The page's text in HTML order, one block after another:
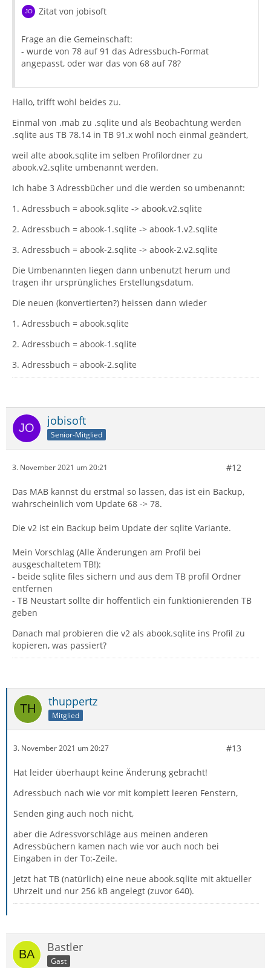
Zitat von jobisoft
Frage an die Gemeinschaft:
- wurde von 78 auf 91 das Adressbuch-Format
angepasst, oder war das von 68 auf 78?
Hallo, trifft wohl beides zu.
Einmal von .mab zu .sqlite und als Beobachtung werden
.sqlite aus TB 78.14 in TB 91.x wohl noch einmal geändert,
weil alte abook.sqlite im selben Profilordner zu
abook.v2.sqlite umbenannt werden.
Ich habe 3 Adressbücher und die werden so umbenannt:
1. Adressbuch = abook.sqlite -> abook.v2.sqlite
2. Adressbuch = abook-1.sqlite -> abook-1.v2.sqlite
3. Adressbuch = abook-2.sqlite -> abook-2.v2.sqlite
Die Umbenannten liegen dann unbenutzt herum und
tragen ihr ursprüngliches Erstellungsdatum.
Die neuen (konvertierten?) heissen dann wieder
1. Adressbuch = abook.sqlite
2. Adressbuch = abook-1.sqlite
3. Adressbuch = abook-2.sqlite
jobisoft
Senior-Mitglied
3. November 2021 um 20:21 #12
Das MAB kannst du erstmal so lassen, das ist ein Backup,
wahrscheinlich vom Update 68 -> 78.
Die v2 ist ein Backup beim Update der sqlite Variante.
Mein Vorschlag (Alle Änderungen am Profil bei
ausgeschaltetem TB!):
- beide sqlite files sichern und aus dem TB profil Ordner
entfernen
- TB Neustart sollte dir hoffentlich ein funktionierenden TB
geben
Danach mal probieren die v2 als abook.sqlite ins Profil zu
kopieren, was passiert?
thuppertz
Mitglied
3. November 2021 um 20:27 #13
Hat leider überhaupt keine Änderung gebracht!
Adressbuch nach wie vor mit komplett leeren Fenstern,
Senden ging auch noch nicht,
aber die Adressvorschläge aus meinen anderen
Adressbüchern kamen nach wie vor auch noch bei
Eingaben in der To:-Zeile.
Jetzt hat TB (natürlich) eine neue abook.sqlite mit aktueller
Uhrzeit und nur 256 kB angelegt (zuvor 640).
Bastler
Gast